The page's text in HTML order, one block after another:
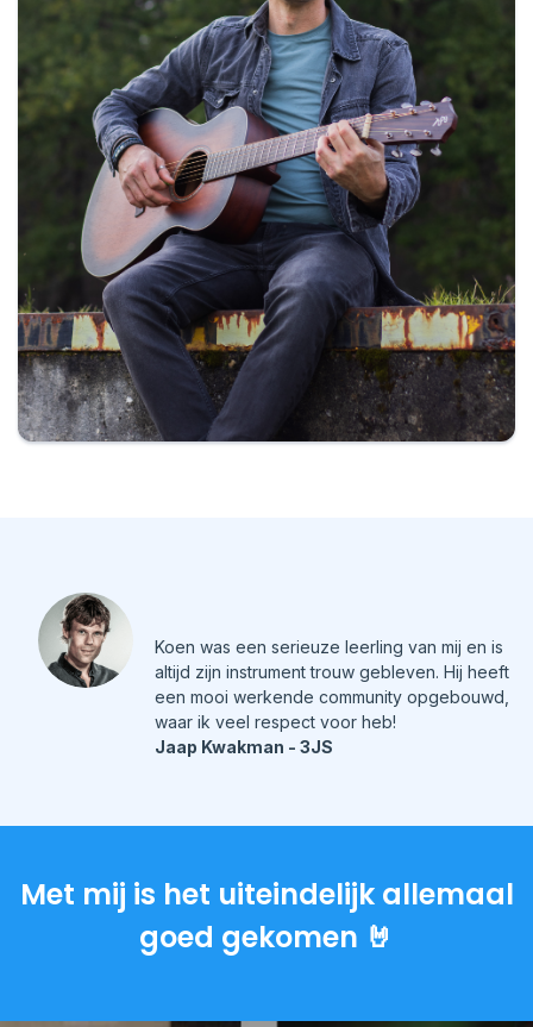
Koen was een serieuze leerling van mij en is
altijd zijn instrument trouw gebleven. Hij heeft
een mooi werkende community opgebouwd,
waar ik veel respect voor heb!
Jaap Kwakman - 3JS
Met mij is het uiteindelijk allemaal
goed gekomen 🤘